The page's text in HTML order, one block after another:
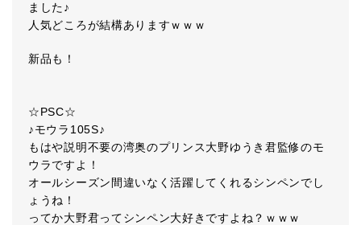
ました♪
人気どころが結構ありますｗｗｗ
新品も！
☆PSC☆
♪モウラ105S♪
もはや説明不要の湾奥のプリンス大野ゆうき君監修のモ
ウラですよ！
オールシーズン間違いなく活躍してくれるシンペンでし
ょうね！
ってか大野君ってシンペン大好きですよね？ｗｗｗ